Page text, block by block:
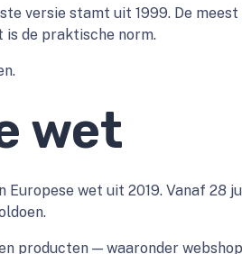
versie stamt uit 1999. De
is de praktische norm.
wet
wet uit 2019. Vanaf 28
producten — waaronder